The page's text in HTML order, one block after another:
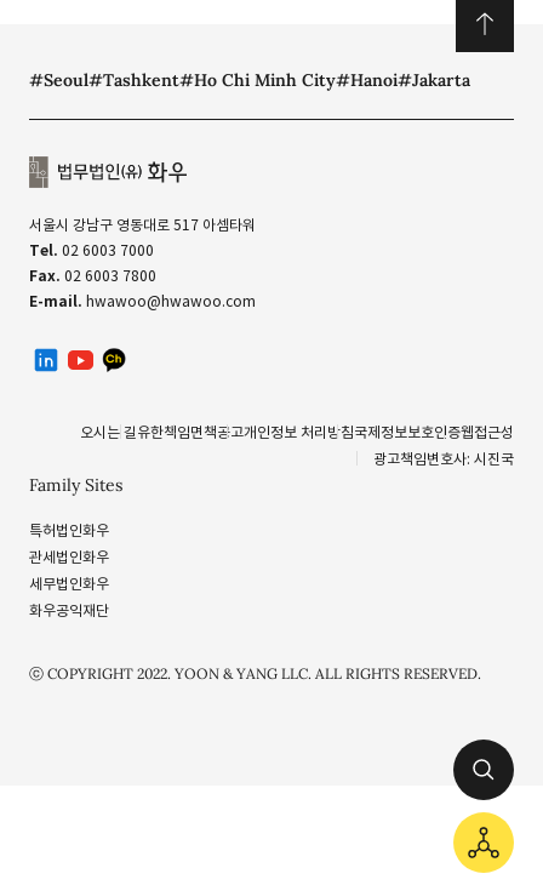
#Seoul#Tashkent#Ho Chi Minh City#Hanoi#Jakarta
서울시 강남구 영동대로 517 아셈타워
Tel. 02 6003 7000
Fax. 02 6003 7800
E-mail. hwawoo@hwawoo.com
Family Sites
특허법인화우
관세법인화우
세무법인화우
화우공익재단
오시는 길 유한책임면책공고개인정보 처리방침국제정보보호인증웹접근성
광고책임변호사: 시진국
ⓒ COPYRIGHT 2022. YOON & YANG LLC. ALL RIGHTS RESERVED.